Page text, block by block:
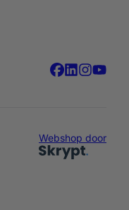
Webshop door